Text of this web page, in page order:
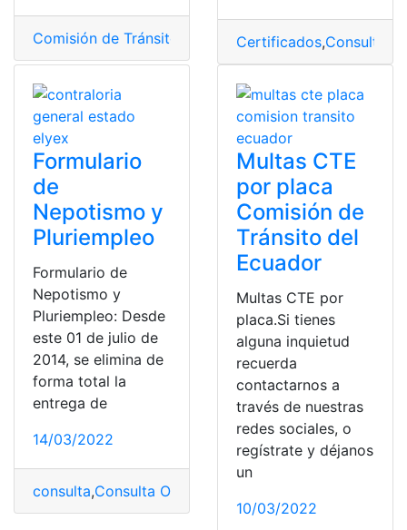
Comisión de Tránsito del Ecuador,Consultas,CTE,
Certificados,Consultas
Formulario
de
Nepotismo y
Pluriempleo
Formulario de
Nepotismo y
Pluriempleo: Desde
este 01 de julio de
2014, se elimina de
forma total la
entrega de
14/03/2022
consulta,Consulta Online
Multas CTE
por placa
Comisión de
Tránsito del
Ecuador
Multas CTE por
placa.Si tienes
alguna inquietud
recuerda
contactarnos a
través de nuestras
redes sociales, o
regístrate y déjanos
un
10/03/2022